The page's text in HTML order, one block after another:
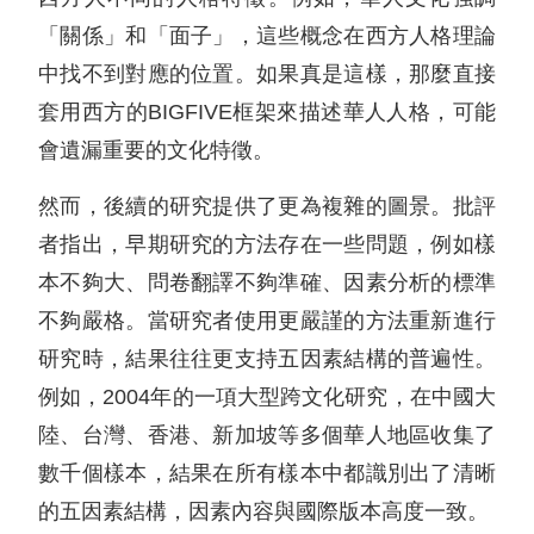
「關係」和「面子」，這些概念在西方人格理論
中找不到對應的位置。如果真是這樣，那麼直接
套用西方的BIGFIVE框架來描述華人人格，可能
會遺漏重要的文化特徵。
然而，後續的研究提供了更為複雜的圖景。批評
者指出，早期研究的方法存在一些問題，例如樣
本不夠大、問卷翻譯不夠準確、因素分析的標準
不夠嚴格。當研究者使用更嚴謹的方法重新進行
研究時，結果往往更支持五因素結構的普遍性。
例如，2004年的一項大型跨文化研究，在中國大
陸、台灣、香港、新加坡等多個華人地區收集了
數千個樣本，結果在所有樣本中都識別出了清晰
的五因素結構，因素內容與國際版本高度一致。